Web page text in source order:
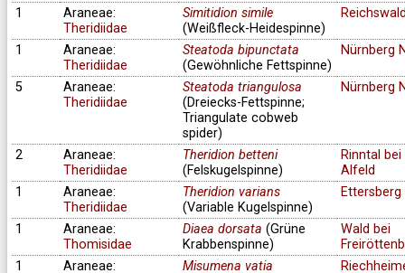
1
Araneae:
Theridiidae
Simitidion simile
(Weißfleck-Heidespinne)
1
Araneae:
Theridiidae
Steatoda bipunctata
(Gewöhnliche Fettspinne)
Nürnberg
5
Araneae:
Theridiidae
Steatoda triangulosa
(Dreiecks-Fettspinne;
Triangulate cobweb
spider)
Nürnberg
2
Araneae:
Theridiidae
Theridion betteni
(Felskugelspinne)
Rinntal bei
Alfeld
1
Araneae:
Theridiidae
Theridion varians
(Variable Kugelspinne)
Ettersberg
1
Araneae:
Thomisidae
Diaea dorsata (Grüne
Krabbenspinne)
Wald bei
1
Araneae: Misumena vatia